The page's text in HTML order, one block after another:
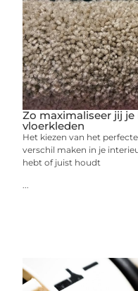
Zo maximaliseer jij
vloerkleden
Het kiezen van het
verschil maken in je
hebt of juist houdt
...